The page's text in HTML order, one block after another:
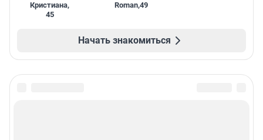
Кристиана,
45
Roman,49
Начать знакомиться